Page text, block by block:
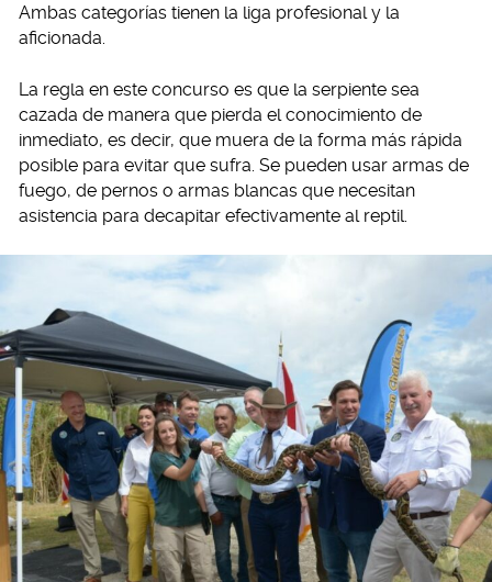
Ambas categorías tienen la liga profesional y la
aficionada.
La regla en este concurso es que la serpiente sea
cazada de manera que pierda el conocimiento de
inmediato, es decir, que muera de la forma más rápida
posible para evitar que sufra. Se pueden usar armas de
fuego, de pernos o armas blancas que necesitan
asistencia para decapitar efectivamente al reptil.